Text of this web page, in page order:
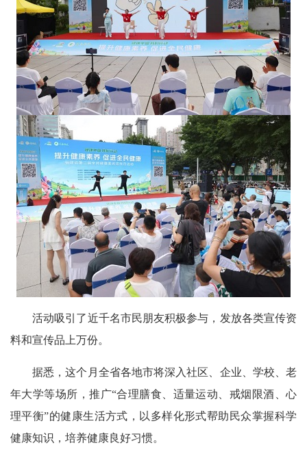
活动吸引了近千名市民朋友积极参与，发放各类宣传资
料和宣传品上万份。
据悉，这个月全省各地市将深入社区、企业、学校、老
年大学等场所，推广“合理膳食、适量运动、戒烟限酒、心
理平衡”的健康生活方式，以多样化形式帮助民众掌握科学
健康知识，培养健康良好习惯。